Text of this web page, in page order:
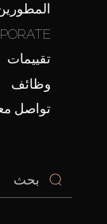
تقييمات
وظائف
تواصل